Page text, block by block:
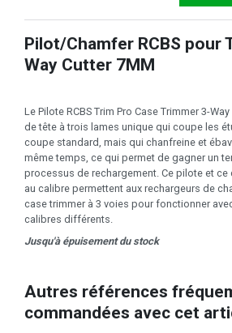
Pilot/Chamfer RCBS pour
Way Cutter 7MM
Le Pilote RCBS Trim Pro Case Trimmer 3-
de tête à trois lames unique qui coupe les
coupe standard, mais qui chanfreine et
même temps, ce qui permet de gagner un
processus de rechargement. Ce pilote et
au calibre permettent aux rechargeurs de
case trimmer à 3 voies pour fonctionner
calibres différents.
Jusqu'à épuisement du stock
Autres références
commandées avec cet